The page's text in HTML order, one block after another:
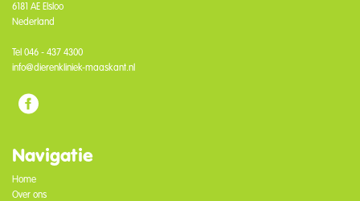
6181 AE Elsloo
Nederland
Tel046 - 437 4300
info@dierenkliniek-maaskant.nl
Navigatie
Home
Over ons